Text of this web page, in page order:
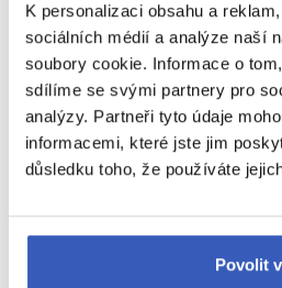
K personalizaci obsahu a
sociálních médií a analýze naší
soubory cookie. Informace o
sdílíme se svými partnery pro
analýzy. Partneři tyto údaje
informacemi, které jste jim
důsledku toho, že používáte
Povolit
To nejlepší z
GASTRONOMIE +
NA PORTO SANTO
Gastro zážitky: Ochutnávka
madeirského „hamburgeru“ i